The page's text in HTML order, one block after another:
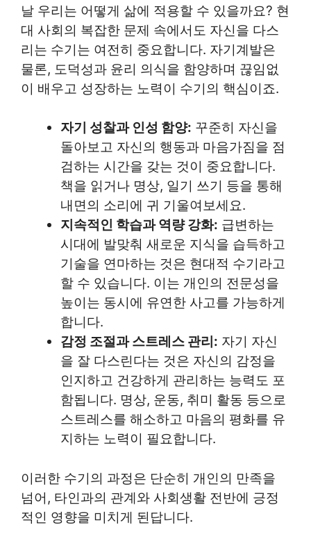
날 우리는 어떻게 삶에 적용할 수 있을까요? 현
대 사회의 복잡한 문제 속에서도 자신을 다스
리는 수기는 여전히 중요합니다. 자기계발은
물론, 도덕성과 윤리 의식을 함양하며 끊임없
이 배우고 성장하는 노력이 수기의 핵심이죠.
자기 성찰과 인성 함양: 꾸준히 자신을
돌아보고 자신의 행동과 마음가짐을 점
검하는 시간을 갖는 것이 중요합니다.
책을 읽거나 명상, 일기 쓰기 등을 통해
내면의 소리에 귀 기울여보세요.
지속적인 학습과 역량 강화: 급변하는
시대에 발맞춰 새로운 지식을 습득하고
기술을 연마하는 것은 현대적 수기라고
할 수 있습니다. 이는 개인의 전문성을
높이는 동시에 유연한 사고를 가능하게
합니다.
감정 조절과 스트레스 관리: 자기 자신
을 잘 다스린다는 것은 자신의 감정을
인지하고 건강하게 관리하는 능력도 포
함됩니다. 명상, 운동, 취미 활동 등으로
스트레스를 해소하고 마음의 평화를 유
지하는 노력이 필요합니다.
이러한 수기의 과정은 단순히 개인의 만족을
넘어, 타인과의 관계와 사회생활 전반에 긍정
적인 영향을 미치게 된답니다.